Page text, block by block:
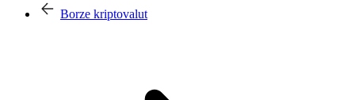
Borze kriptovalut